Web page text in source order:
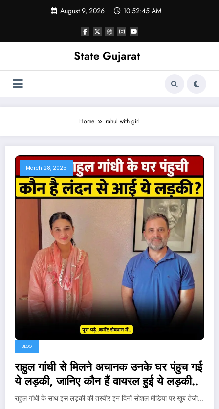
August 9, 2026 10:52:45 AM
State Gujarat
Home rahul with girl
March 28, 2025
BLOG
राहुल गांधी से मिलने अचानक उनके घर पंहुच गई
ये लड़की, जानिए कौन हैं वायरल हुई ये लड़की..
राहुल गांधी के साथ इस लड़की की तस्वीर इन दिनों सोशल मीडिया पर खूब तेजी…